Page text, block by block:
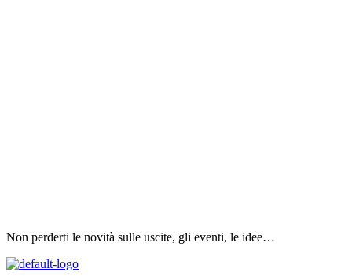
Non perderti le novità sulle uscite, gli eventi, le idee…